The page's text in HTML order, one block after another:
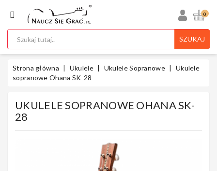
KATEGORIA
Ukulele
Gitary
0
SZUKAJ
Strona główna Ukulele Ukulele Sopranowe
Ukulele
sopranowe Ohana SK-28
UKULELE SOPRANOWE OHANA SK-
28